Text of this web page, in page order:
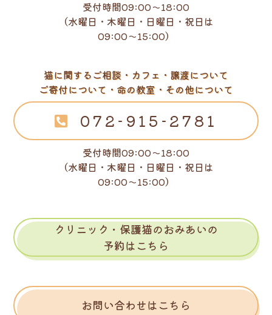
受付時間09:00～18:00
（水曜日・木曜日・日曜日・祝日は
09:00～15:00）
猫に関するご相談・カフェ・譲渡について
ご寄付について・命の教室・その他について
072-915-2781
受付時間09:00～18:00
（水曜日・木曜日・日曜日・祝日は
09:00～15:00）
クリニック・保護猫のおみあいの
予約はこちら
お問い合わせはこちら